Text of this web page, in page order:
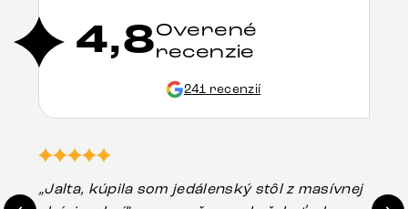
4,8Overené
recenzie
241 recenzií
„Jalta, kúpila som jedálenský stôl z masívnej